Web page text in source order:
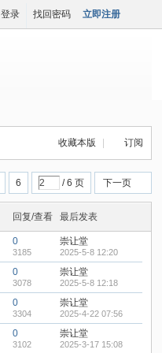
登录 找回密码 立即注册
收藏本版 订阅
6 / 6 页 下一页
回复/查看 最后发表
0
3185
崇让堂
2025-5-8 12:20
0
3078
崇让堂
2025-5-8 12:18
0
3304
崇让堂
2025-4-22 07:56
0
3102
崇让堂
2025-3-17 15:08